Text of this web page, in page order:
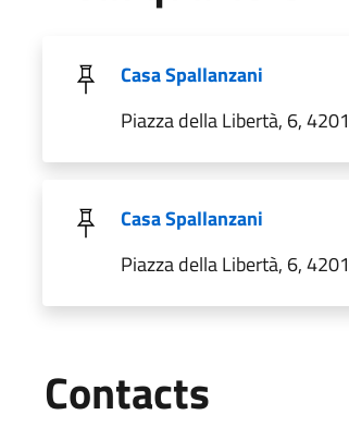
Casa Spallanzani
Piazza della Libertà, 6,
Casa Spallanzani
Piazza della Libertà, 6,
ContactsUtili